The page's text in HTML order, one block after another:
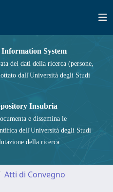
System
dei dati della ricerca (persone,
dall'Università degli Studi
Insubria
e dissemina le
dell'Università degli Studi
della ricerca.
Atti di Convegno